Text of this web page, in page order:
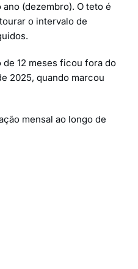
(dezembro). O teto é
o intervalo de
12 meses ficou fora do
2025, quando marcou
mensal ao longo de